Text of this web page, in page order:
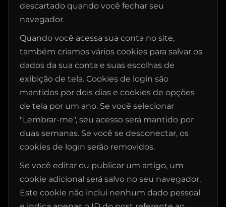
descartado quando você fechar seu
navegador.
Quando você acessa sua conta no site,
também criamos vários cookies para salvar os
dados da sua conta e suas escolhas de
exibição de tela. Cookies de login são
mantidos por dois dias e cookies de opções
de tela por um ano. Se você selecionar
"Lembrar-me", seu acesso será mantido por
duas semanas. Se você se desconectar, os
cookies de login serão removidos.
Se você editar ou publicar um artigo, um
cookie adicional será salvo no seu navegador.
Este cookie não inclui nenhum dado pessoal